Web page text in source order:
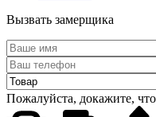
Вызвать замерщика
Пожалуйста, докажите,